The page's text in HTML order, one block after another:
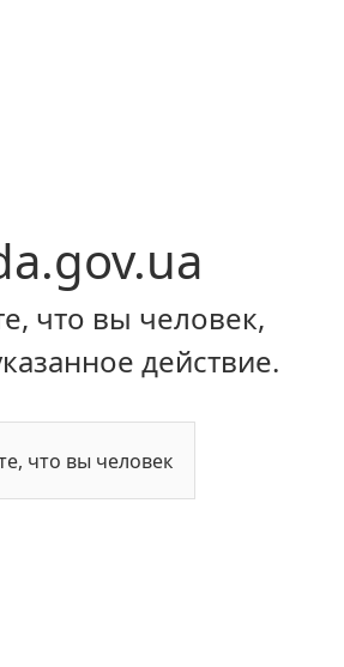
что вы человек,
действие.
что вы человек